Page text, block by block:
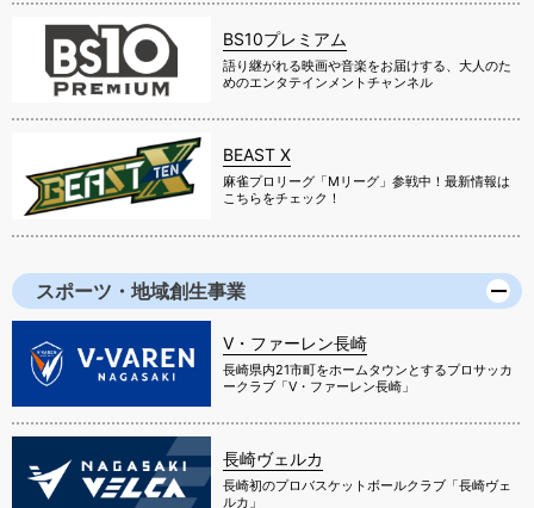
BS10プレミアム
語り継がれる映画や音楽をお届けする、大人のた
めのエンタテインメントチャンネル
BEAST X
麻雀プロリーグ「Mリーグ」参戦中！最新情報は
こちらをチェック！
スポーツ・地域創生事業
V・ファーレン長崎
長崎県内21市町をホームタウンとするプロサッカ
ークラブ「V・ファーレン長崎」
長崎ヴェルカ
長崎初のプロバスケットボールクラブ「長崎ヴェ
ルカ」